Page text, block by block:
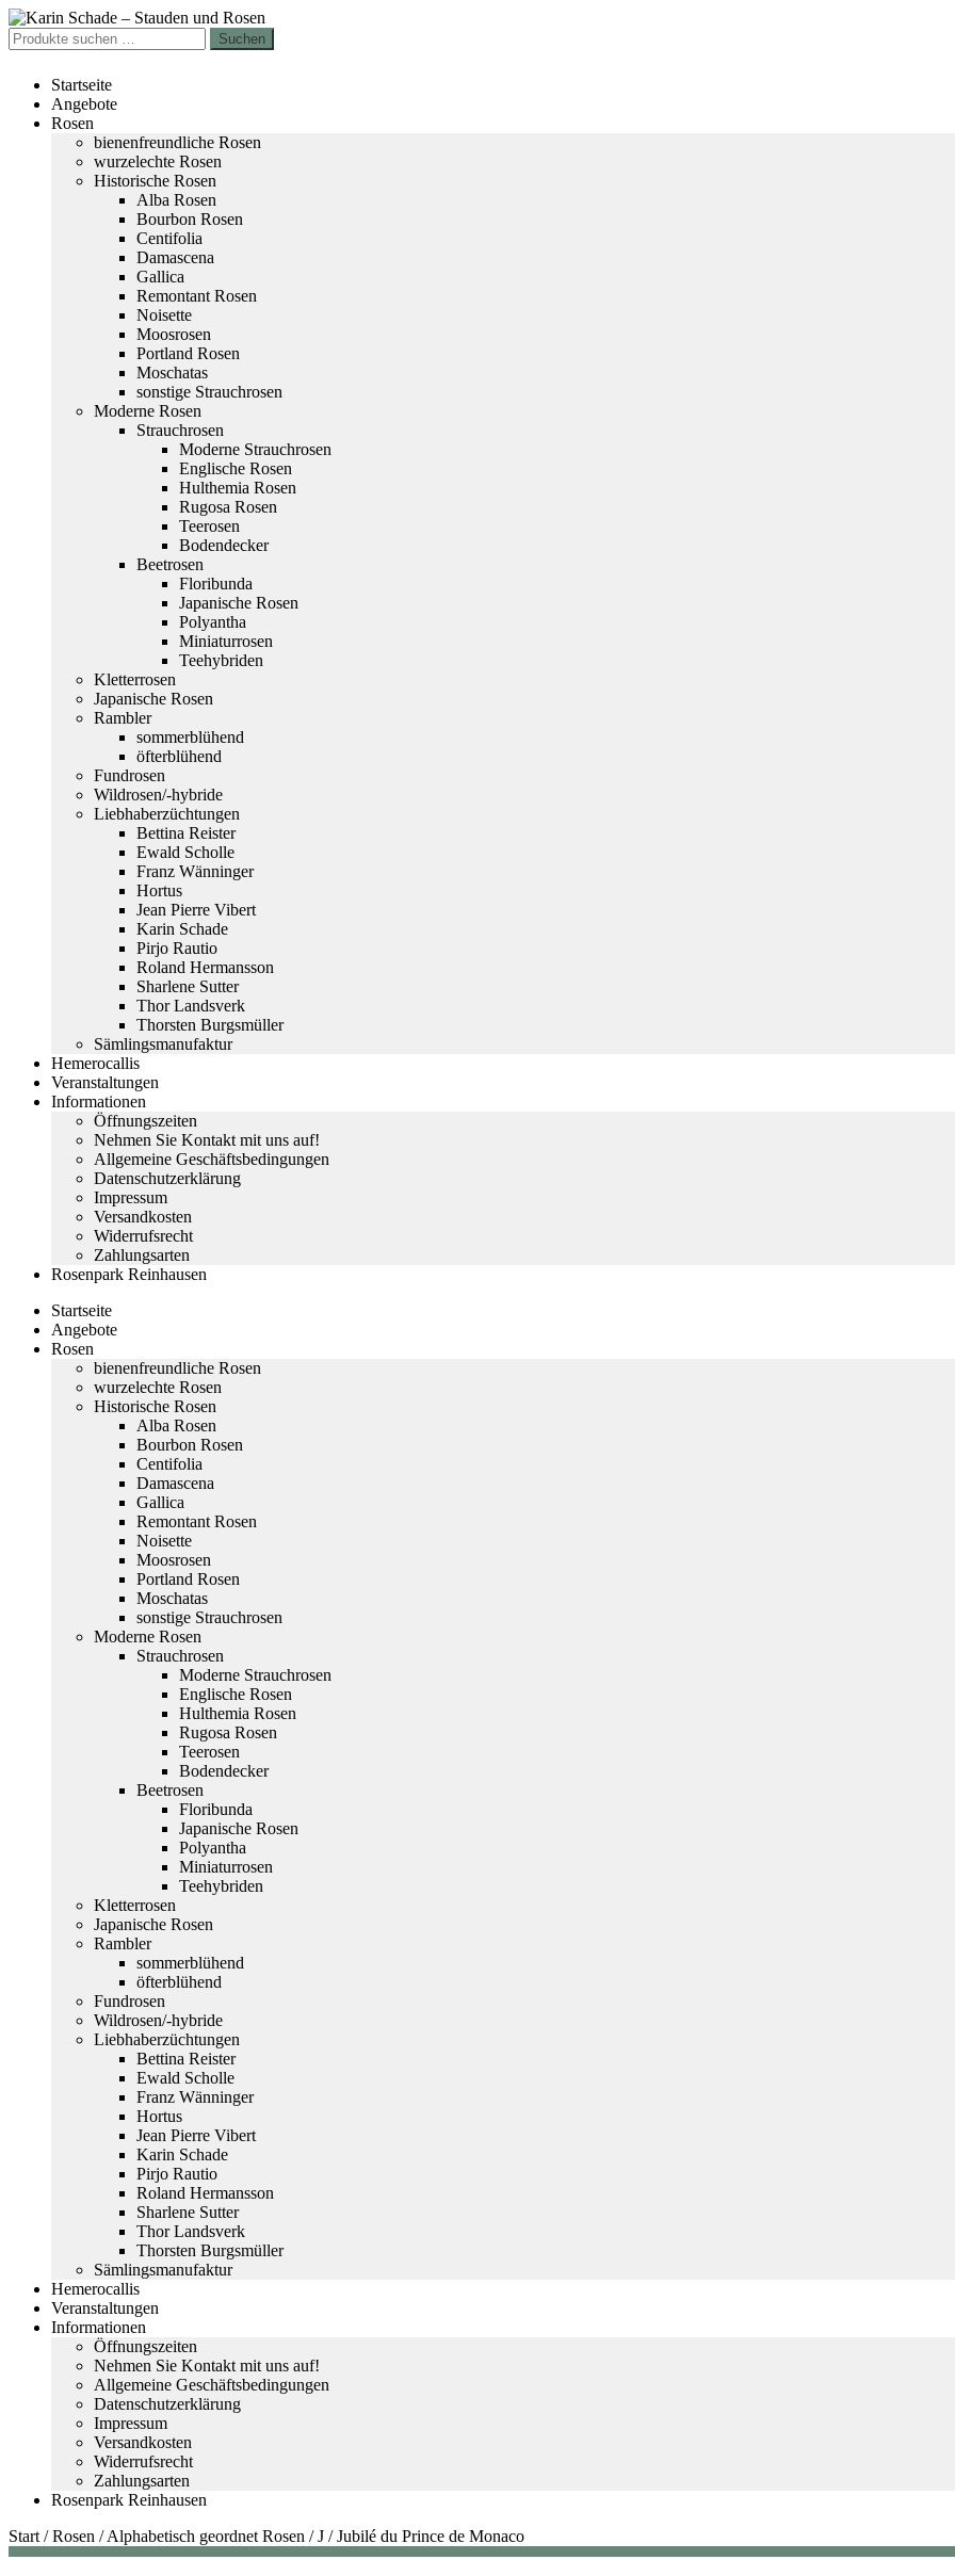
Zur
Navigation
springen
Zum
Inhalt
springen
Suchen
nach:
Suchen
Startseite
Angebote
Rosen
bienenfreundliche Rosen
wurzelechte Rosen
Historische Rosen
Alba Rosen
Bourbon Rosen
Centifolia
Damascena
Gallica
Remontant Rosen
Noisette
Moosrosen
Portland Rosen
Moschatas
sonstige Strauchrosen
Moderne Rosen
Strauchrosen
Moderne Strauchrosen
Englische Rosen
Hulthemia Rosen
Rugosa Rosen
Teerosen
Bodendecker
Beetrosen
Floribunda
Japanische Rosen
Polyantha
Miniaturrosen
Teehybriden
Kletterrosen
Japanische Rosen
Rambler
sommerblühend
öfterblühend
Fundrosen
Wildrosen/-hybride
Liebhaberzüchtungen
Bettina Reister
Ewald Scholle
Franz Wänninger
Hortus
Jean Pierre Vibert
Karin Schade
Pirjo Rautio
Roland Hermansson
Sharlene Sutter
Thor Landsverk
Thorsten Burgsmüller
Sämlingsmanufaktur
Hemerocallis
Veranstaltungen
Informationen
Öffnungszeiten
Nehmen Sie Kontakt mit uns auf!
Allgemeine Geschäftsbedingungen
Datenschutzerklärung
Impressum
Versandkosten
Widerrufsrecht
Zahlungsarten
Rosenpark Reinhausen
Startseite
Angebote
Rosen
bienenfreundliche Rosen
wurzelechte Rosen
Historische Rosen
Alba Rosen
Bourbon Rosen
Centifolia
Damascena
Gallica
Remontant Rosen
Noisette
Moosrosen
Portland Rosen
Moschatas
sonstige Strauchrosen
Moderne Rosen
Strauchrosen
Moderne Strauchrosen
Englische Rosen
Hulthemia Rosen
Rugosa Rosen
Teerosen
Bodendecker
Beetrosen
Floribunda
Japanische Rosen
Polyantha
Miniaturrosen
Teehybriden
Kletterrosen
Japanische Rosen
Rambler
sommerblühend
öfterblühend
Fundrosen
Wildrosen/-hybride
Liebhaberzüchtungen
Bettina Reister
Ewald Scholle
Franz Wänninger
Hortus
Jean Pierre Vibert
Karin Schade
Pirjo Rautio
Roland Hermansson
Sharlene Sutter
Thor Landsverk
Thorsten Burgsmüller
Sämlingsmanufaktur
Hemerocallis
Veranstaltungen
Informationen
Öffnungszeiten
Nehmen Sie Kontakt mit uns auf!
Allgemeine Geschäftsbedingungen
Datenschutzerklärung
Impressum
Versandkosten
Widerrufsrecht
Zahlungsarten
Rosenpark Reinhausen
Start /Rosen /Alphabetisch geordnet Rosen /J /Jubilé du Prince de Monaco